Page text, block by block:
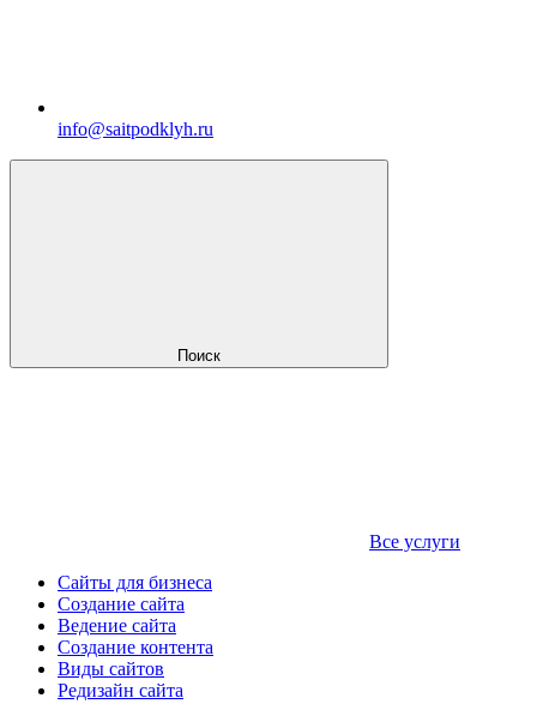
info@saitpodklyh.ru
Поиск
Все услуги
Сайты для бизнеса
Создание сайта
Ведение сайта
Создание контента
Виды сайтов
Редизайн сайта